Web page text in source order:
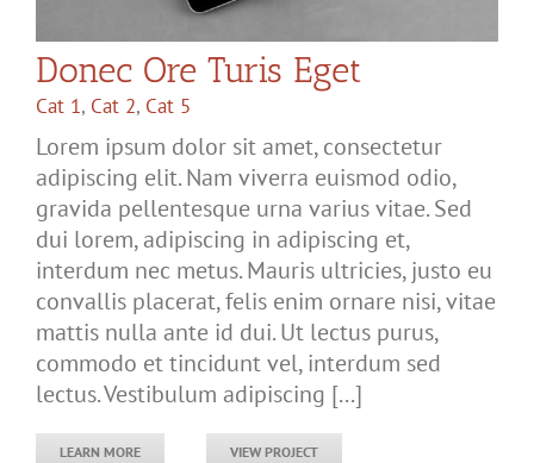
Donec Ore Turis Eget
Cat 1, Cat 2, Cat 5
Lorem ipsum dolor sit amet, consectetur
adipiscing elit. Nam viverra euismod odio,
gravida pellentesque urna varius vitae. Sed
dui lorem, adipiscing in adipiscing et,
interdum nec metus. Mauris ultricies, justo eu
convallis placerat, felis enim ornare nisi, vitae
mattis nulla ante id dui. Ut lectus purus,
commodo et tincidunt vel, interdum sed
lectus. Vestibulum adipiscing [...]
LEARN MORE VIEW PROJECT